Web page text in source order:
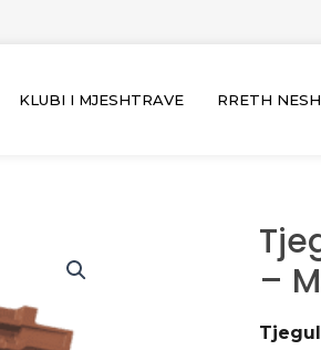
KLUBI I MJESHTRAVE RRETH NESH
–